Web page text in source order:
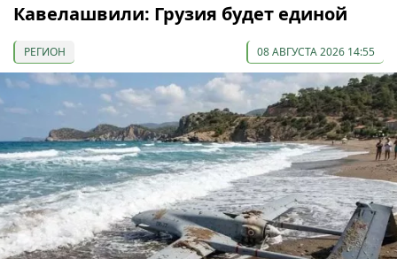
Кавелашвили: Грузия будет единой
РЕГИОН 08 АВГУСТА 2026 14:55